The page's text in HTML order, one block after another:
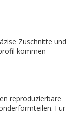
Zuschnitte und
kommen
reproduzierbare
Für